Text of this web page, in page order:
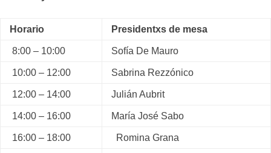
Horario Presidentxs de mesa
8:00 – 10:00 Sofía De Mauro
10:00 – 12:00 Sabrina Rezzónico
12:00 – 14:00 Julián Aubrit
14:00 – 16:00 María José Sabo
16:00 – 18:00 Romina Grana